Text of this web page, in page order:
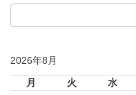
2026年8月
月 火 水